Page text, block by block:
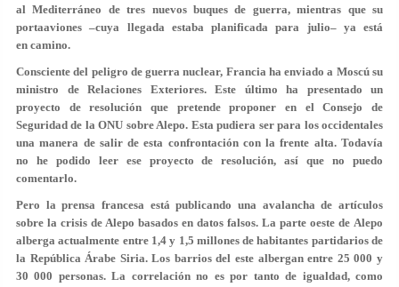
al Mediterráneo de tres nuevos buques de guerra, mientras que su
portaaviones –cuya llegada estaba planificada para julio– ya está
en camino.
Consciente del peligro de guerra nuclear, Francia ha enviado a Moscú su
ministro de Relaciones Exteriores. Este último ha presentado un
proyecto de resolución que pretende proponer en el Consejo de
Seguridad de la ONU sobre Alepo. Esta pudiera ser para los occidentales
una manera de salir de esta confrontación con la frente alta. Todavía
no he podido leer ese proyecto de resolución, así que no puedo
comentarlo.
Pero la prensa francesa está publicando una avalancha de artículos
sobre la crisis de Alepo basados en datos falsos. La parte oeste de Alepo
alberga actualmente entre 1,4 y 1,5 millones de habitantes partidarios de
la República Árabe Siria. Los barrios del este albergan entre 25 000 y
30 000 personas. La correlación no es por tanto de igualdad, como